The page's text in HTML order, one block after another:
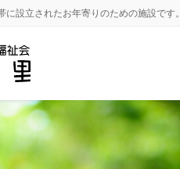
設立されたお年寄りのための施設です。